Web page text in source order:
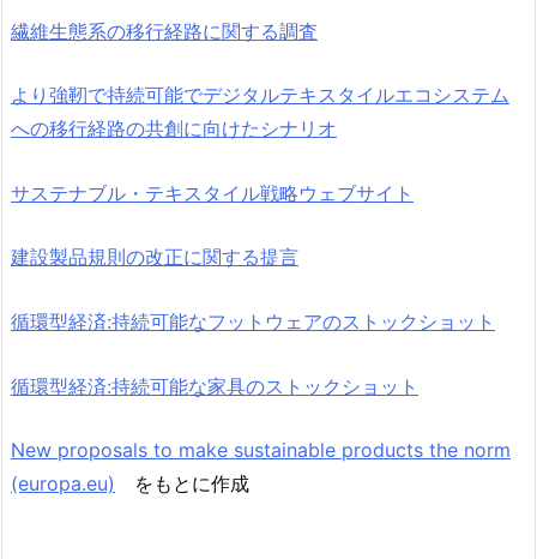
繊維生態系の移行経路に関する調査
より強靭で持続可能でデジタルテキスタイルエコシステム
への移行経路の共創に向けたシナリオ
サステナブル・テキスタイル戦略ウェブサイト
建設製品規則の改正に関する提言
循環型経済:持続可能なフットウェアのストックショット
循環型経済:持続可能な家具のストックショット
New proposals to make sustainable products the norm
(europa.eu) をもとに作成